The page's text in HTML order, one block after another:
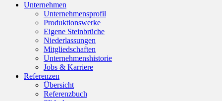
Unternehmen
Unternehmensprofil
Produktionswerke
Eigene Steinbrüche
Niederlassungen
Mitgliedschaften
Unternehmenshistorie
Jobs & Karriere
Referenzen
Übersicht
Referenzbuch